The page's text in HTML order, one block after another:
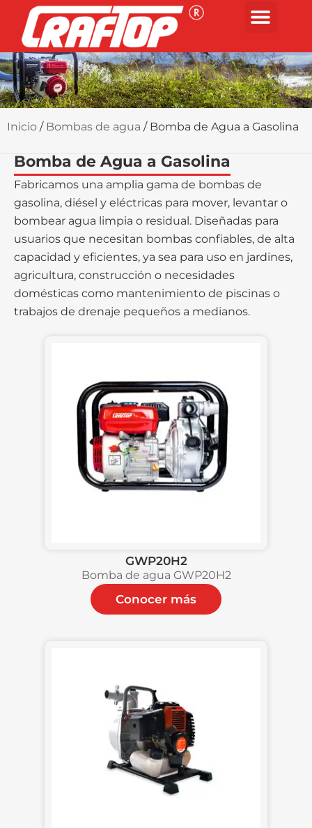
Inicio / Bombas de agua / Bomba de Agua a Gasolina
Bomba de Agua a Gasolina
Fabricamos una amplia gama de bombas de
gasolina, diésel y eléctricas para mover, levantar o
bombear agua limpia o residual. Diseñadas para
usuarios que necesitan bombas confiables, de alta
capacidad y eficientes, ya sea para uso en jardines,
agricultura, construcción o necesidades
domésticas como mantenimiento de piscinas o
trabajos de drenaje pequeños a medianos.
GWP20H2
Bomba de agua GWP20H2
Conocer más